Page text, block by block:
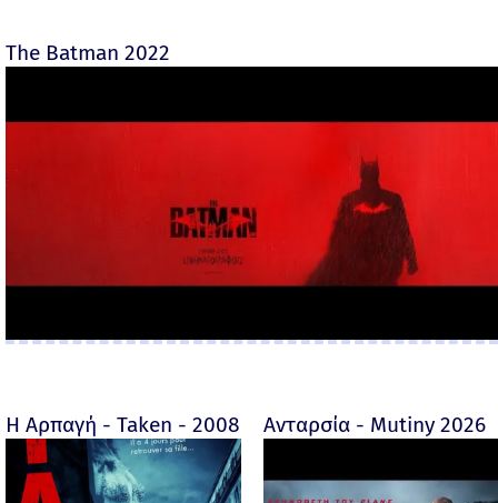
The Batman 2022
Η Αρπαγή - Taken - 2008 Ανταρσία - Mutiny 2026